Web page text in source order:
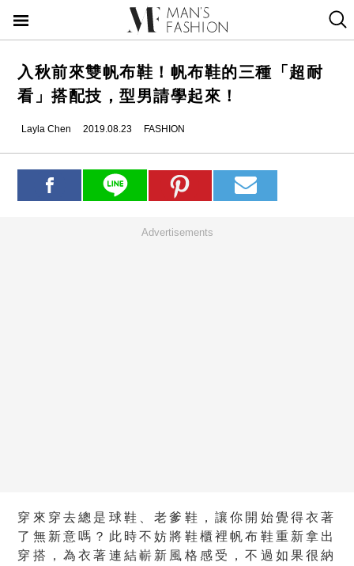
入秋前來雙帆布鞋！帆布鞋的三種「超耐
看」搭配技，型男請學起來！
Layla Chen 2019.08.23 FASHION
Advertisements
穿來穿去總是球鞋、老爹鞋，讓你開始覺得衣著
了無新意嗎？此時不妨將鞋櫃裡帆布鞋重新拿出
穿搭，為衣著連結嶄新風格感受，不過如果很納